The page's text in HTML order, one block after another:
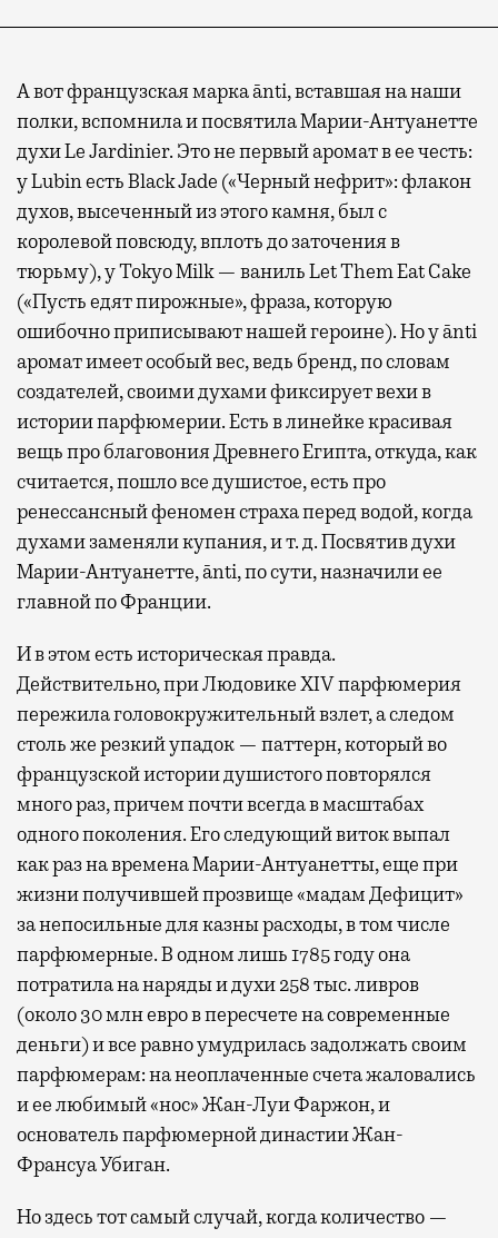
А вот французская марка ānti, вставшая на наши
полки, вспомнила и посвятила Марии-Антуанетте
духи Le Jardinier. Это не первый аромат в ее честь:
у Lubin есть Black Jade («Черный нефрит»: флакон
духов, высеченный из этого камня, был с
королевой повсюду, вплоть до заточения в
тюрьму), у Tokyo Milk — ваниль Let Them Eat Cake
(«Пусть едят пирожные», фраза, которую
ошибочно приписывают нашей героине). Но у ānti
аромат имеет особый вес, ведь бренд, по словам
создателей, своими духами фиксирует вехи в
истории парфюмерии. Есть в линейке красивая
вещь про благовония Древнего Египта, откуда, как
считается, пошло все душистое, есть про
ренессансный феномен страха перед водой, когда
духами заменяли купания, и т. д. Посвятив духи
Марии-Антуанетте, ānti, по сути, назначили ее
главной по Франции.
И в этом есть историческая правда.
Действительно, при Людовике XIV парфюмерия
пережила головокружительный взлет, а следом
столь же резкий упадок — паттерн, который во
французской истории душистого повторялся
много раз, причем почти всегда в масштабах
одного поколения. Его следующий виток выпал
как раз на времена Марии-Антуанетты, еще при
жизни получившей прозвище «мадам Дефицит»
за непосильные для казны расходы, в том числе
парфюмерные. В одном лишь 1785 году она
потратила на наряды и духи 258 тыс. ливров
(около 30 млн евро в пересчете на современные
деньги) и все равно умудрилась задолжать своим
парфюмерам: на неоплаченные счета жаловались
и ее любимый «нос» Жан-Луи Фаржон, и
основатель парфюмерной династии Жан-
Франсуа Убиган.
Но здесь тот самый случай, когда количество —